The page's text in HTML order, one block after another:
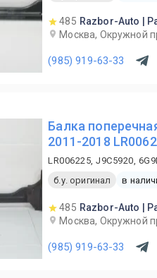
485 Razbor-Auto |
Москва, Окружной
(985) 919-63-33
Балка
2011-2018
LR006225, J9C5920,
б.у. оригинал
в
485 Razbor-Auto |
Москва, Окружной
(985) 919-63-33